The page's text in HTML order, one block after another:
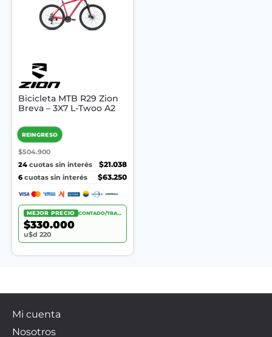
Bicicleta MTB R29 Zion
Breva – 3X7 L-Twoo A2
REINGRESO
$504.900
24 cuotas sin interés
$21.038
6 cuotas sin interés $63.250
MEJOR PRECIO CONTADO/TRANSF.
$330.000
u$d 220
Mi cuenta
Nosotros